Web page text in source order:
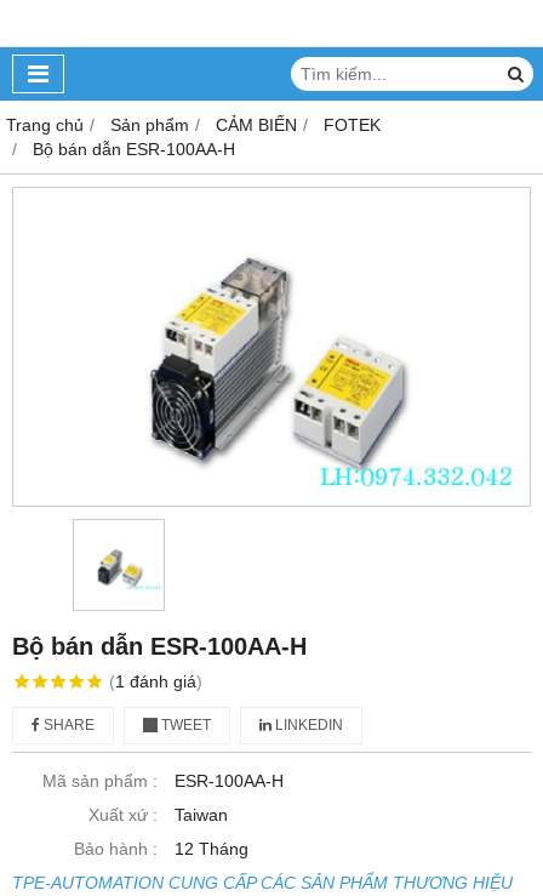
Trang chủ Sản phẩm CẢM BIẾN
FOTEK
Bộ bán dẫn ESR-100AA-H
Bộ bán dẫn ESR-100AA-H
(1 đánh giá)
SHARE TWEET LINKEDIN
Mã sản phẩm :
ESR-100AA-H
Xuất xứ :
Taiwan
Bảo hành :
12 Tháng
TPE-AUTOMATION CUNG CẤP CÁC SẢN PHẨM THƯƠNG HIỆU